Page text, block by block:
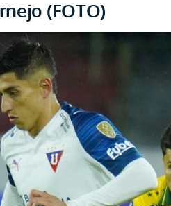
(FOTO)